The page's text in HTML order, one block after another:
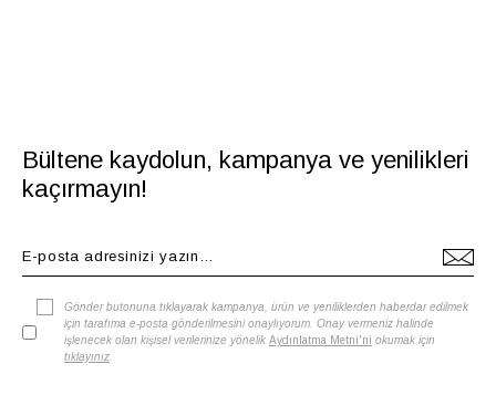
Bültene kaydolun, kampanya ve yenilikleri
kaçırmayın!
Gönder butonuna tıklayarak kampanya, ürün ve yeniliklerden haberdar edilmek
için tarafıma e-posta gönderilmesini onaylıyorum. Onay vermeniz halinde
işlenecek olan kişisel verilerinize yönelik Aydınlatma Metni'ni okumak için
tıklayınız